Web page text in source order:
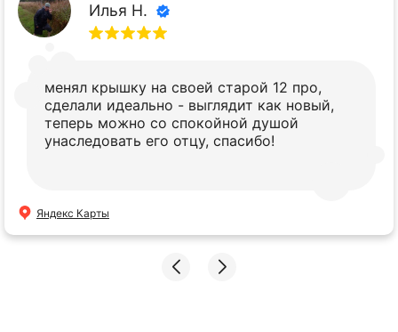
Илья Н.
менял крышку на своей старой 12 про,
сделали идеально - выглядит как новый,
теперь можно со спокойной душой
унаследовать его отцу, спасибо!
Яндекс Карты